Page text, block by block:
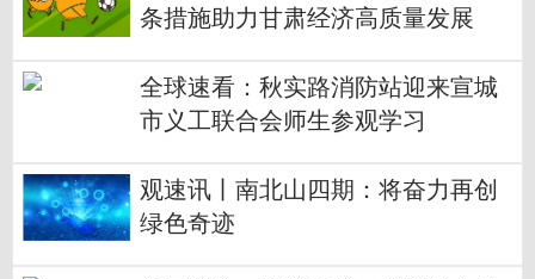
条措施助力甘肃经济高质量发展
全球速看：秋实路消防站迎来宣城
市义工联合会师生参观学习
观速讯丨南北山四期：将奋力再创
绿色奇迹